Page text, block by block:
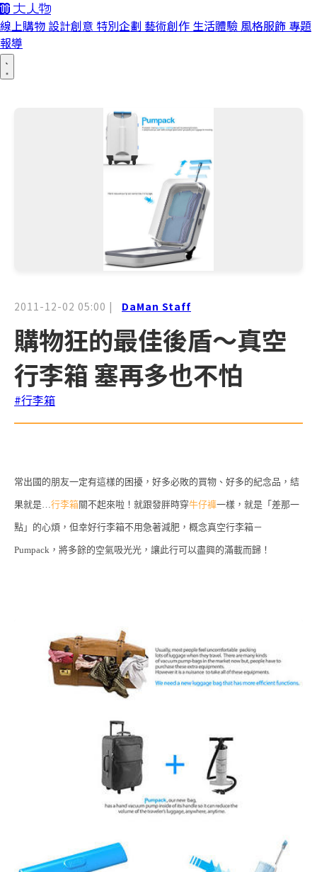
線上購物 設計創意 特別企劃 藝術創作 生活體驗 風格服飾 專題
報導
2011-12-02 05:00 | DaMan Staff
購物狂的最佳後盾～真空
行李箱 塞再多也不怕
#行李箱
常出國的朋友一定有這樣的困擾，好多必敗的買物、好多的紀念品，結
果就是… 行李箱關不起來啦！就跟發胖時穿牛仔褲一樣，就是「差那一
點」的心煩，但幸好行李箱不用急著減肥，概念真空行李箱－
Pumpack，將多餘的空氣吸光光，讓此行可以盡興的滿載而歸！